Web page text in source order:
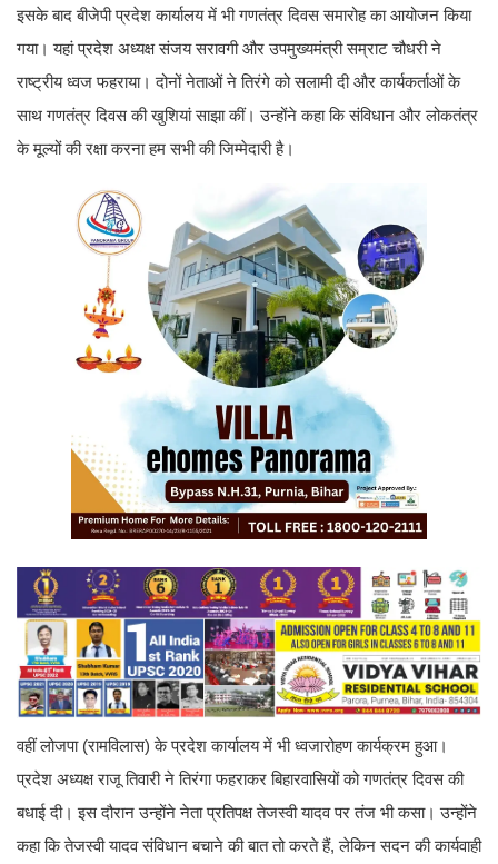
इसके बाद बीजेपी प्रदेश कार्यालय में भी गणतंत्र दिवस समारोह का आयोजन किया
गया। यहां प्रदेश अध्यक्ष संजय सरावगी और उपमुख्यमंत्री सम्राट चौधरी ने
राष्ट्रीय ध्वज फहराया। दोनों नेताओं ने तिरंगे को सलामी दी और कार्यकर्ताओं के
साथ गणतंत्र दिवस की खुशियां साझा कीं। उन्होंने कहा कि संविधान और लोकतंत्र
के मूल्यों की रक्षा करना हम सभी की जिम्मेदारी है।
वहीं लोजपा (रामविलास) के प्रदेश कार्यालय में भी ध्वजारोहण कार्यक्रम हुआ।
प्रदेश अध्यक्ष राजू तिवारी ने तिरंगा फहराकर बिहारवासियों को गणतंत्र दिवस की
बधाई दी। इस दौरान उन्होंने नेता प्रतिपक्ष तेजस्वी यादव पर तंज भी कसा। उन्होंने
कहा कि तेजस्वी यादव संविधान बचाने की बात तो करते हैं, लेकिन सदन की कार्यवाही